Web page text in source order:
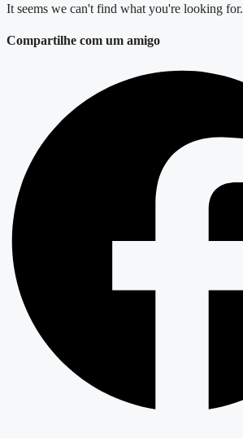
It seems we can't find what you're looking for.
Compartilhe com um amigo